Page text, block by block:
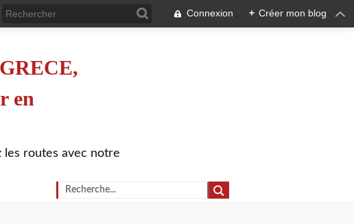
Connexion + Créer mon blog
en
les routes avec notre